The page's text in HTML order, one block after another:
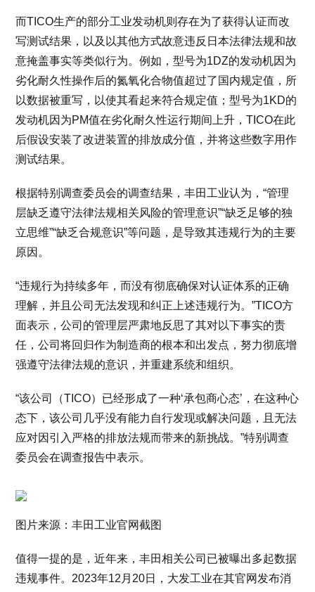
而TICO生产的部分工业发动机则存在为了获得认证而改
写测试结果，以及以其他方式故意违反日本法律法规和故
意掩盖事实等类似行为。例如，型号为1DZ的发动机因为
劣化耐久性操作后的氮氧化合物值超过了国内规定值，所
以数据被重写，以使其看起来符合规定值；型号为1KD的
发动机因为PM值在劣化耐久性运行期间上升，TICO在此
后假设安装了改进装置的排放成分值，并将这些数字用作
测试结果。
根据特别调查委员会的调查结果，丰田工业认为，“管理
层缺乏遵守法律法规相关风险的管理意识”“缺乏足够的独
立思维”“缺乏合规意识”等问题，是导致其违规行为的主要
原因。
“违规行为持续多年，而没有彻底确保对认证体系的正确
理解，并且公司无法发现和纠正上述违规行为。”TICO方
面表示，公司的管理层严肃地反思了其对以下事实的责
任，公司将回归作为制造商的根本和出发点，努力彻底增
强遵守法律法规的意识，并重建系统和组织。
“该公司（TICO）已经形成了一种‘承包商心态’，在这种心
态下，该公司几乎没有能力自行发现或解决问题，且无法
应对因引入严格的排放法规而带来的新挑战。”特别调查
委员会在调查报告中表示。
图片来源：丰田工业官网截图
值得一提的是，近年来，丰田相关公司已被曝出多起数据
违规事件。2023年12月20日，大发工业在其官网发布消